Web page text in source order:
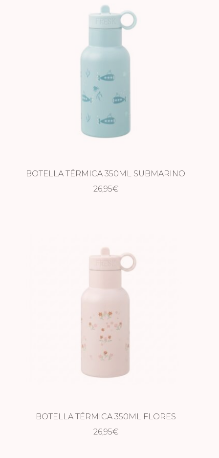
BOTELLA TÉRMICA 350ML SUBMARINO
26,95€
BOTELLA TÉRMICA 350ML FLORES
26,95€